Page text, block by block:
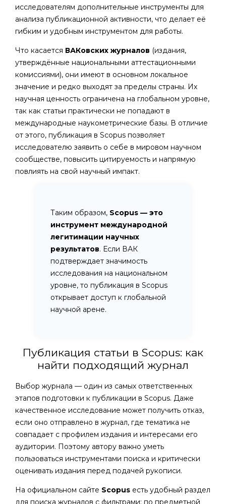
исследователям дополнительные инструменты для
анализа публикационной активности, что делает её
гибким и удобным инструментом для работы.
Что касается ВАКовских журналов (издания,
утверждённые национальными аттестационными
комиссиями), они имеют в основном локальное
значение и редко выходят за пределы страны. Их
научная ценность ограничена на глобальном уровне,
так как статьи практически не попадают в
международные наукометрические базы. В отличие
от этого, публикация в Scopus позволяет
исследователю заявить о себе в мировом научном
сообществе, повысить цитируемость и напрямую
повлиять на свой научный импакт.
Таким образом, Scopus — это
инструмент международной
легитимации научных
результатов. Если ВАК
подтверждает значимость
исследования на национальном
уровне, то публикация в Scopus
открывает доступ к глобальной
научной арене.
Публикация статьи в Scopus: как
найти подходящий журнал
Выбор журнала — один из самых ответственных
этапов подготовки к публикации в Scopus. Даже
качественное исследование может получить отказ,
если оно отправлено в журнал, где тематика не
совпадает с профилем издания и интересами его
аудитории. Поэтому автору важно уметь
пользоваться инструментами поиска и критически
оценивать издания перед подачей рукописи.
На официальном сайте Scopus есть удобный раздел
для поиска журналов с фильтрами: по предметной